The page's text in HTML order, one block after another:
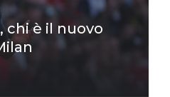
chi è il nuovo